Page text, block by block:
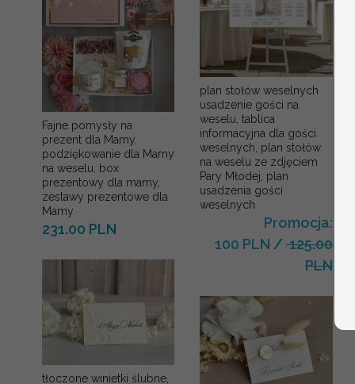
Fajne pomysły na
prezent dla Mamy,
podziękowanie dla Mamy
na weselu, box
prezentowy dla mamy,
zestawy prezentowe dla
Mamy
231.00 PLN
tłoczone winietki ślubne,
plan stołów weselnych
usadzenie gości na
weselu, tablica
informacyjna dla gości
weselnych, plan stołów
na weselu ze zdjęciem
Pary Młodej, plan
usadzenia gości
weselnych
Promocja:
100 PLN /125.00
PLN